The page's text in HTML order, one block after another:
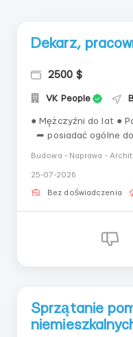
Dekarz,
2500 $
VK People
● Mężczyźni do lat ● Pokrywanie dachów ● Wymagania:
➦ posiadać ogólne
osób, pełne wyposażenie AGD,
Belgia, Bekkevoort ● ...
Budowa - Naprawa -
25-07-2026
Bez doświadczenia
Sprzątanie